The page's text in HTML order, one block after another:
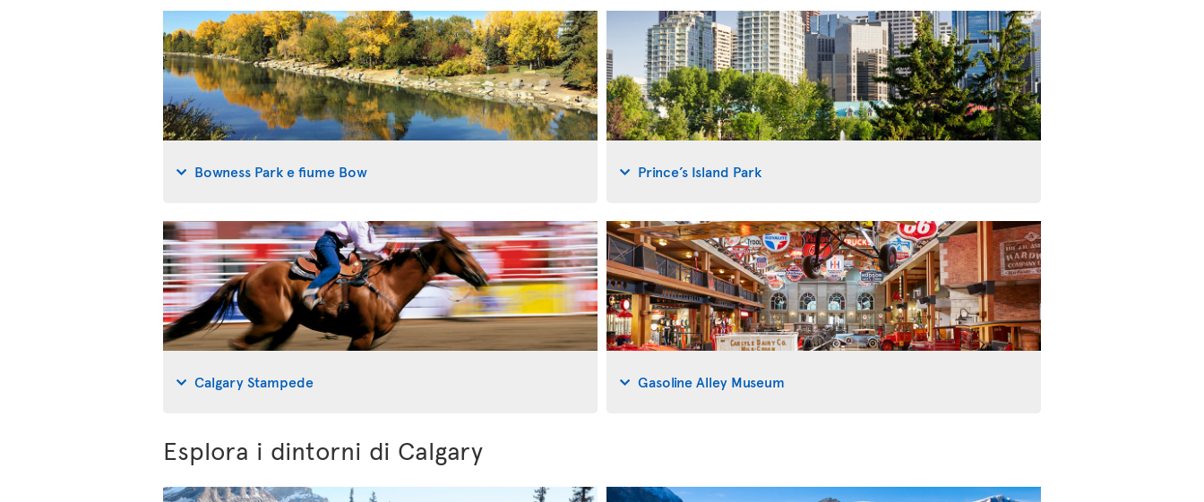
Bowness Park e fiume Bow Prince’s Island Park
Calgary Stampede Gasoline Alley Museum
Esplora i dintorni di Calgary